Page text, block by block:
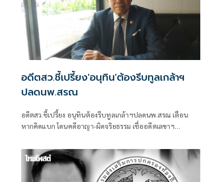
อดีตสว.ชี้เปรี้ยง'อนุทิน'ต้องรีบทูลเกล้าฯ
ปลดนพ.สรณ
อดีตสว.ชี้เปรี้ยง อนุทินต้องรีบทูลเกล้าฯปลดนพ.สรณ เตือน
หากคิดแบก โดนคดีอาญา-ผิดจริยธรรม เชื่ออดีตเลขาฯ